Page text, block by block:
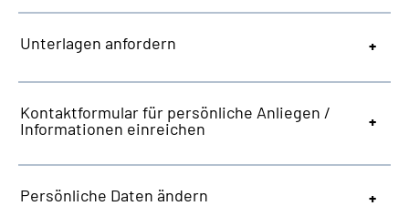
Mein Kundenportal
Unterlagen anfordern
Kontaktformular für persönliche Anliegen /
Informationen einreichen
Persönliche Daten ändern